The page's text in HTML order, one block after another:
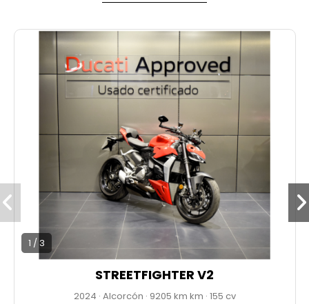
1 / 3
STREETFIGHTER V2
2024 · Alcorcón · 9205 km · 155 cv